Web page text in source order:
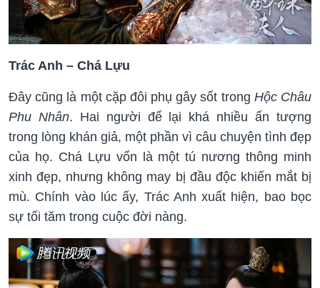
Trác Anh – Chá Lựu
Đây cũng là một cặp đôi phụ gây sốt trong Hộc Châu
Phu Nhân. Hai người để lại khá nhiều ấn tượng
trong lòng khán giả, một phần vì câu chuyện tình đẹp
của họ. Chá Lựu vốn là một tú nương thông minh
xinh đẹp, nhưng không may bị đầu độc khiến mắt bị
mù. Chính vào lúc ấy, Trác Anh xuất hiện, bao bọc
sự tối tăm trong cuộc đời nàng.